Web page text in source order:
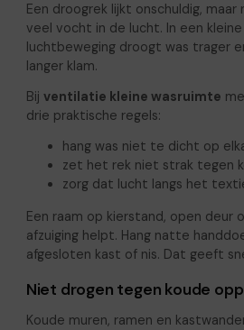
Een droogrek lijkt onschuldig,
veel vocht in de lucht. In een
luchtbeweging droogt was trager
langer klam.
Bij ventilatie kleine wasruimte
drie praktische regels:
hang was niet te dicht op
zet het rek niet strak tegen
zorg dat lucht langs het
Een raam op kierstand, open deur
afzuiging helpt. Hang natte
afgesloten kast of nis. Dat geeft
Niet drogen tegen koude
Koude muren, ramen en